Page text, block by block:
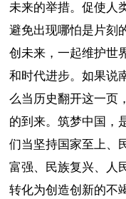
未来的举措。促使人
避免出现哪怕是片刻
创未来，一起维护世
和时代进步。如果说
么当历史翻开这一页
的到来。筑梦中国，
们当坚持国家至上、
富强、民族复兴、人
转化为创造创新的不